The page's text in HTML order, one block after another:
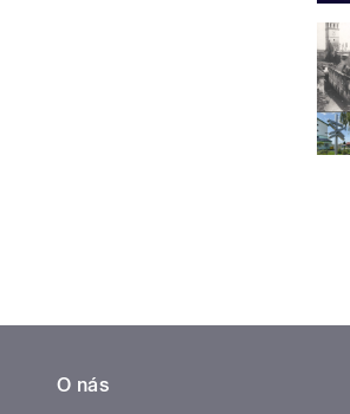
O nás